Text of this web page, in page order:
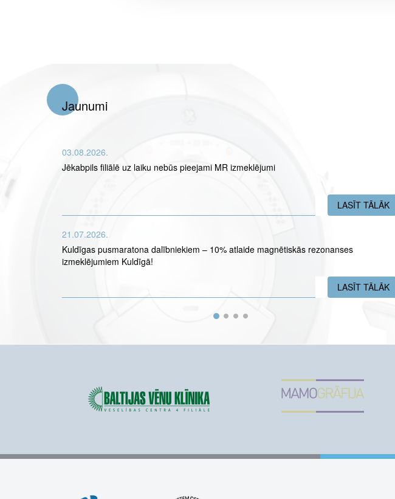
Jaunumi
03.08.2026.
Jēkabpils filiālē uz laiku nebūs pieejami MR izmeklējumi
LASĪT TĀLĀK
21.07.2026.
Kuldīgas pusmaratona dalībniekiem – 10% atlaide magnētiskās rezonanses
izmeklējumiem Kuldīgā!
LASĪT TĀLĀK